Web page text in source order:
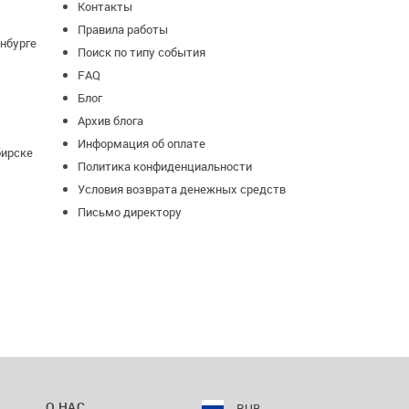
Контакты
Правила работы
Поиск по типу события
FAQ
Блог
Архив блога
Информация об оплате
Политика конфиденциальности
Условия возврата денежных средств
Письмо директору